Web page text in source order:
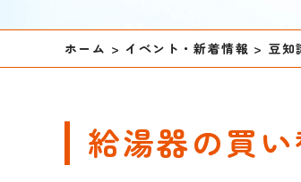
ホーム > イベント・新着情報 > 豆知
給湯器の買